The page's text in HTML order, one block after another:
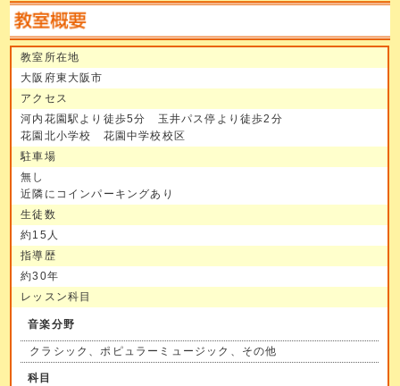
教室所在地
大阪府東大阪市
アクセス
河内花園駅より徒歩5分 玉井パス停より徒歩2分
花園北小学校 花園中学校校区
駐車場
無し
近隣にコインパーキングあり
生徒数
約15人
指導歴
約30年
レッスン科目
音楽分野
クラシック、ポピュラーミュージック、その他
科目